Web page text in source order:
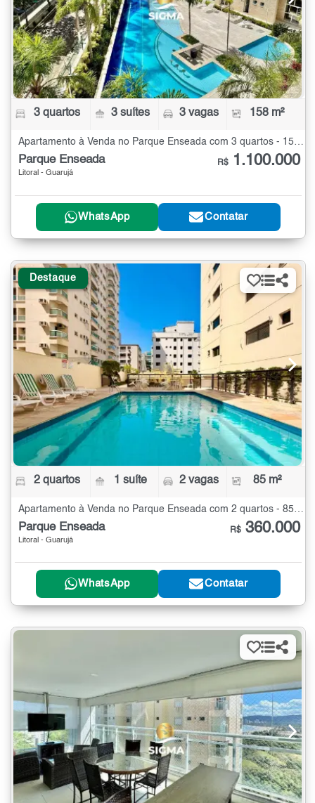
3 quartos 3 suítes 3 vagas 158 m²
Apartamento à Venda no Parque Enseada com 3 quartos - 158 m²
Parque Enseada
Litoral - Guarujá
R$ 1.100.000
WhatsApp Contatar
Destaque
2 quartos 1 suíte 2 vagas 85 m²
Parque Enseada
Litoral - Guarujá
R$ 360.000
WhatsApp Contatar